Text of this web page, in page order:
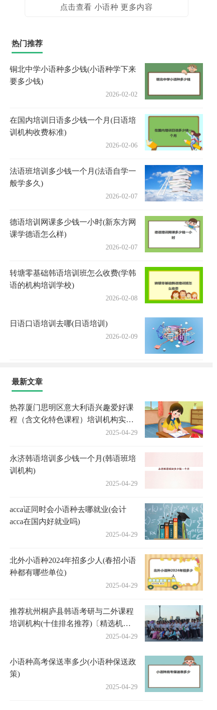
点击查看 小语种 更多内容
热门推荐
铜北中学小语种多少钱(小语种学下来
要多少钱)
2026-02-02
在国内培训日语多少钱一个月(日语培
训机构收费标准)
2026-02-06
法语班培训多少钱一个月(法语自学一
般学多久)
2026-02-07
德语培训网课多少钱一小时(新东方网
课学德语怎么样)
2026-02-07
转塘零基础韩语培训班怎么收费(学韩
语的机构培训学校)
2026-02-08
日语口语培训去哪(日语培训)
2026-02-09
最新文章
热荐厦门思明区意大利语兴趣爱好课
程（含文化特色课程）培训机构实力
2025-04-29
永济韩语培训多少钱一个月(韩语班培
训机构)
2025-04-29
acca证同时会小语种去哪就业(会计
acca在国内好就业吗)
2025-04-29
北外小语种2024年招多少人(春招小语
种都有哪些单位)
2025-04-29
推荐杭州桐庐县韩语考研与二外课程
培训机构(十佳排名推荐)〔精选机构
2025-04-29
小语种高考保送率多少(小语种保送政
策)
2025-04-29